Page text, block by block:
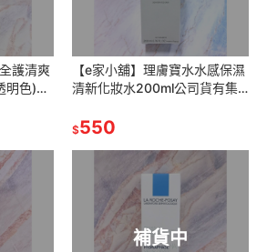
護清爽
明色)有
【e家小舖】理膚寶水水感保濕
清新化妝水200ml公司貨有集
$550
補貨中